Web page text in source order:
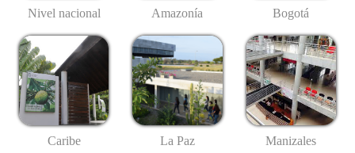
Nivel nacional Amazonía Bogotá
Caribe La Paz Manizales